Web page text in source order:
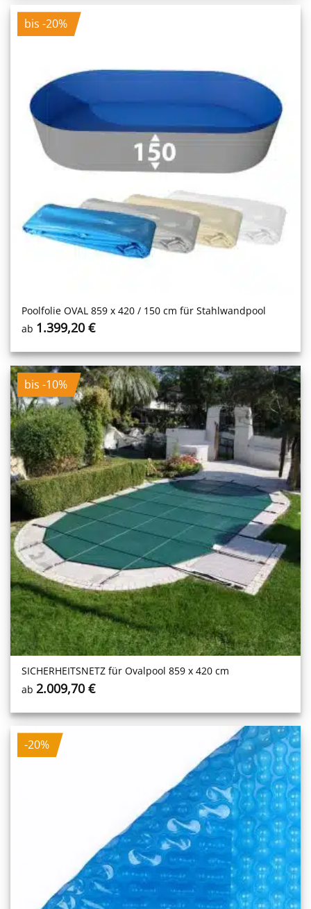
bis -20%
Poolfolie OVAL 859 x 420 / 150 cm für Stahlwandpool
ab 1.399,20€
bis -10%
SICHERHEITS­NETZ für Ovalpool 859 x 420 cm
ab2.009,70€
-20%